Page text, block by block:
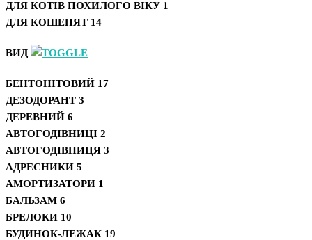
ДЛЯ КОТІВ ПОХИЛОГО ВІКУ 1
ДЛЯ КОШЕНЯТ 14
ВИД
БЕНТОНІТОВИЙ 17
ДЕЗОДОРАНТ 3
ДЕРЕВНИЙ 6
АВТОГОДІВНИЦІ 2
АВТОГОДІВНИЦЯ 3
АДРЕСНИКИ 5
АМОРТИЗАТОРИ 1
БАЛЬЗАМ 6
БРЕЛОКИ 10
БУДИНОК-ЛЕЖАК 19